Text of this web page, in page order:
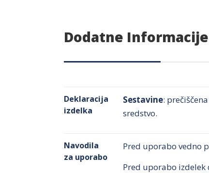
Dodatne Informacije
Deklaracija
izdelka
Sestavine:
sredstvo.
Navodila
za uporabo
Pred uporabo vedno
Pred uporabo izdelek